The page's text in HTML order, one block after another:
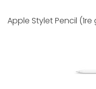
Apple Stylet Pencil